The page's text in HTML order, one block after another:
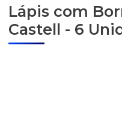
Lápis com
Castell - 6